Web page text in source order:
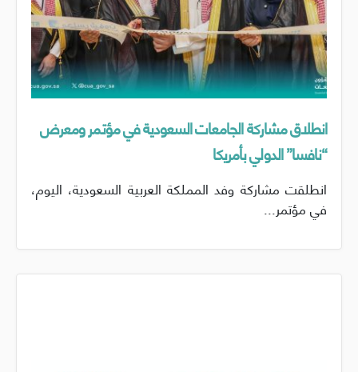
انطلاق مشاركة الجامعات السعودية في مؤتمر ومعرض
“نافسا” الدولي بأمريكا
انطلقت مشاركة وفد المملكة العربية السعودية، اليوم،
في مؤتمر...